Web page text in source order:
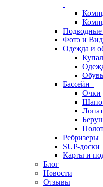
Подводные
Фото и
Одежда и
Обувь
Бассейн
Очки
Ребризеры
SUP-доски
Карты и
Блог
Новости
Отзывы